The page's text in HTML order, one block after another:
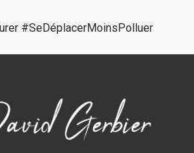
#SeDéplacerMoinsPolluer